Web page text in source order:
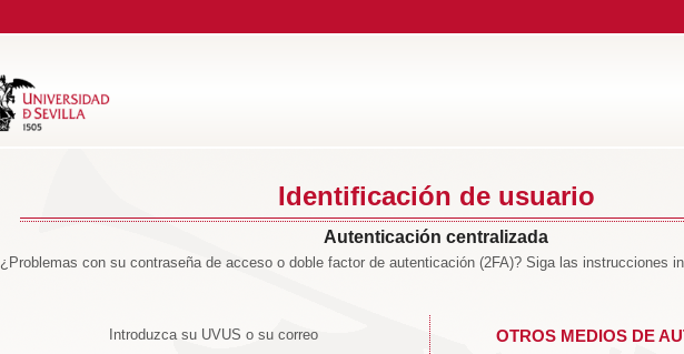
Identificación de usuario
Autenticación centralizada
¿Problemas con su contraseña de acceso o doble factor de autenticación (2FA)? Siga las instrucciones
Introduzca su UVUS o su correo OTROS MEDIOS DE